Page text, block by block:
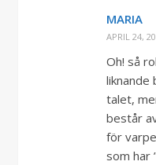
MARIA
APRIL 24,
Oh! så
liknande
talet,
består
för
som har